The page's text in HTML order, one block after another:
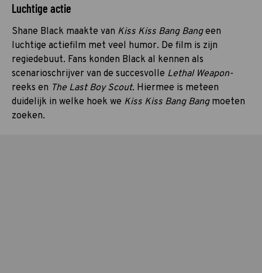
Luchtige actie
Shane Black maakte van Kiss Kiss Bang Bangeen
luchtige actiefilm met veel humor. De film is zijn
regiedebuut. Fans konden Black al kennen als
scenarioschrijver van de succesvolle Lethal Weapon-
reeks en The Last Boy Scout. Hiermee is meteen
duidelijk in welke hoek we Kiss Kiss Bang Bangmoeten
zoeken.